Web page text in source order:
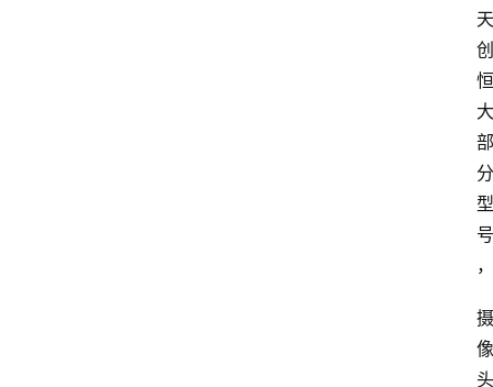
天
创
恒
大
部
分
型
号
，
摄
像
头